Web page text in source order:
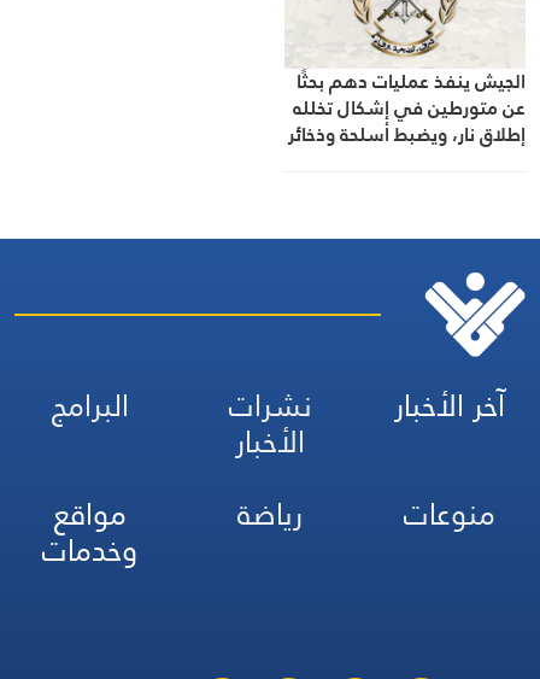
الجيش ينفذ عمليات دهم بحثًا
عن متورطين في إشكال تخلله
إطلاق نار، ويضبط أسلحة وذخائر
آخر الأخبار نشرات
الأخبار
البرامج
منوعات
رياضة مواقع
وخدمات